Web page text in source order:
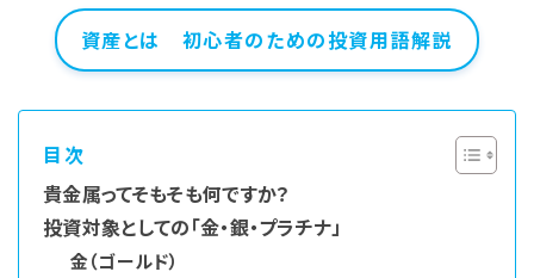
資産とは 初心者のための投資用語解説
目次
貴金属ってそもそも何ですか？
投資対象としての「金・銀・プラチナ」
金（ゴールド）